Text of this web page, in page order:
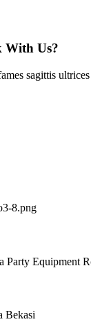
Us?
sagittis
Party Equipment
Bekasi